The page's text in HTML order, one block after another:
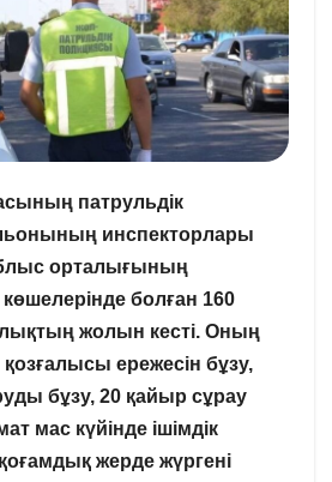
патрульдік
инспекторлары
орталығының
болған 160
жолын кесті. Оның
қозғалысы ережесін бұзу,
бұзу, 20 қайыр сұрау
мас күйінде ішімдік
жерде жүргені